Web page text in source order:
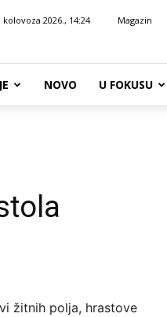
2026., 14:24 Magazin
NOVO U FOKUSU
žitnih polja, hrastove